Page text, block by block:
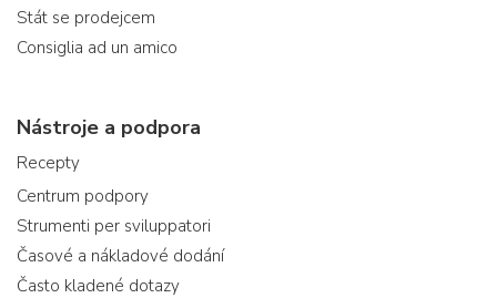
Stát se prodejcem
Consiglia ad un amico
Nástroje a podpora
Recepty
Centrum podpory
Strumenti per sviluppatori
Časové a nákladové dodání
Často kladené dotazy